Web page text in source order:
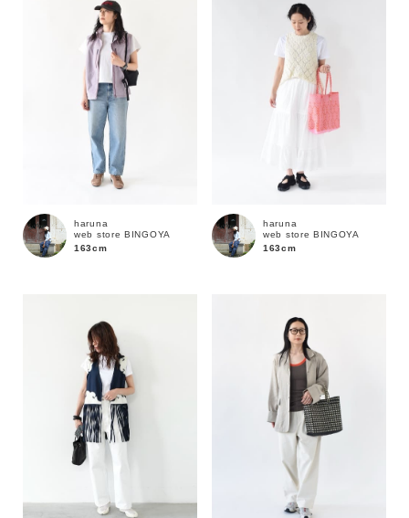
キーワード
MENS KIDS
カテゴリ
haruna
web store BINGOYA
163cm
haruna
web store BINGOYA
163cm